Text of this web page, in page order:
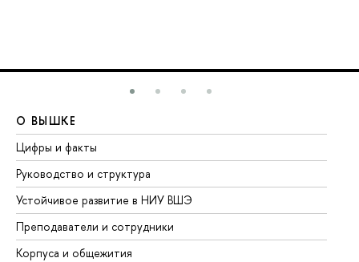
О ВЫШКЕ
Цифры и факты
Руководство и структура
Устойчивое развитие в НИУ ВШЭ
Преподаватели и сотрудники
Корпуса и общежития